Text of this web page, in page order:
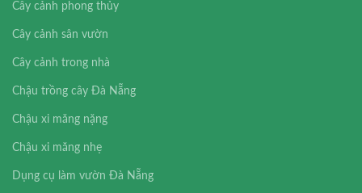
Cây cảnh phong thủy
Cây cảnh sân vườn
Cây cảnh trong nhà
Chậu trồng cây Đà Nẵng
Chậu xi măng nặng
Chậu xi măng nhẹ
Dụng cụ làm vườn Đà Nẵng